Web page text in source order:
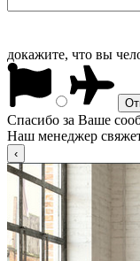
докажите, что вы
Спасибо за Ваше
Наш менеджер